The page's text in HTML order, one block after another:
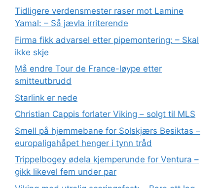
Tidligere verdensmester raser mot Lamine
Yamal: – Så jævla irriterende
Firma fikk advarsel etter pipemontering: – Skal
ikke skje
Må endre Tour de France-løype etter
smitteutbrudd
Starlink er nede
Christian Cappis forlater Viking – solgt til MLS
Smell på hjemmebane for Solskjærs Besiktas –
europaligahåpet henger i tynn tråd
Trippelbogey ødela kjemperunde for Ventura –
gikk likevel fem under par